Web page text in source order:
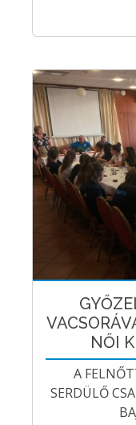
NŐI
A
SERDÜLŐ